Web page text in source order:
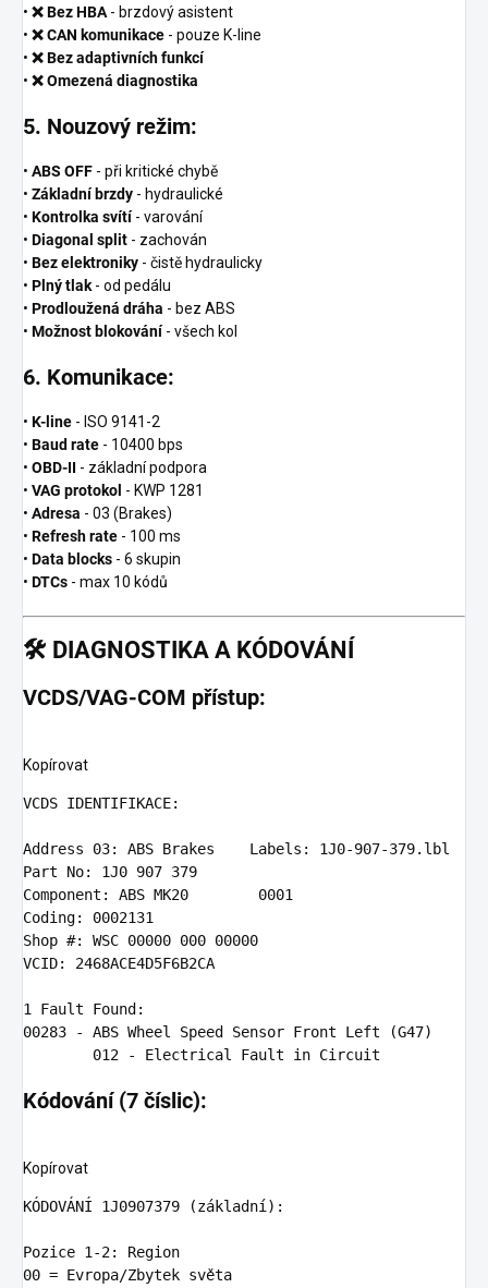
• ❌ Bez HBA - brzdový asistent
• ❌ CAN komunikace - pouze K-line
• ❌ Bez adaptivních funkcí
• ❌ Omezená diagnostika
5. Nouzový režim:
• ABS OFF - při kritické chybě
• Základní brzdy - hydraulické
• Kontrolka svítí - varování
• Diagonal split - zachován
• Bez elektroniky - čistě hydraulicky
• Plný tlak - od pedálu
• Prodloužená dráha - bez ABS
• Možnost blokování - všech kol
6. Komunikace:
• K-line - ISO 9141-2
• Baud rate - 10400 bps
• OBD-II - základní podpora
• VAG protokol - KWP 1281
• Adresa - 03 (Brakes)
• Refresh rate - 100 ms
• Data blocks - 6 skupin
• DTCs - max 10 kódů
🛠️ DIAGNOSTIKA A KÓDOVÁNÍ
VCDS/VAG-COM přístup:
Kopírovat
VCDS IDENTIFIKACE:
Address 03: ABS Brakes    Labels: 1J0-907-379
Part No: 1J0 907 379
Component : ABS MK20 0001
Coding: 0002131
Shop #: WSC 00000 000 00000
VCID: 2468ACE4D5F6B2CA
1
00283 - ABS Wheel Speed Sensor Front Left (G47)
012
Kódování (7 číslic):
Kopírovat
KÓDOVÁNÍ 1J0907379 (základní) :
Pozice 1-2:
00